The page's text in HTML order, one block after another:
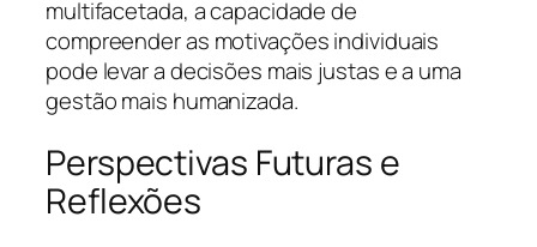
multifacetada, a capacidade de
compreender as motivações individuais
pode levar a decisões mais justas e a uma
gestão mais humanizada.
Perspectivas Futuras e
Reflexões